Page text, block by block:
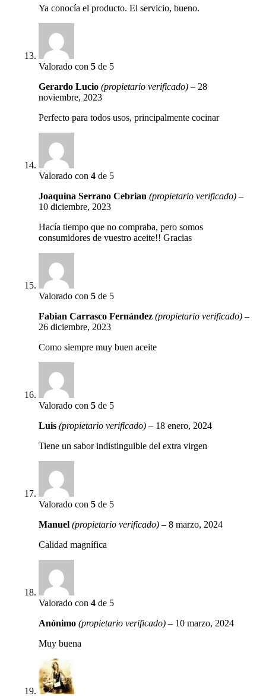
Ya conocía el producto. El servicio, bueno.
Valorado con5 de 5
Gerardo Lucio(propietario verificado) – 28
noviembre, 2023
Perfecto para todos usos, principalmente cocinar
Valorado con4 de 5
Joaquina Serrano Cebrian(propietario verificado) –
10 diciembre, 2023
Hacía tiempo que no compraba, pero somos
consumidores de vuestro aceite!! Gracias
Valorado con5 de 5
Fabian Carrasco Fernández(propietario verificado) –
26 diciembre, 2023
Como siempre muy buen aceite
Valorado con5 de 5
Luis(propietario verificado) – 18 enero, 2024
Tiene un sabor indistinguible del extra virgen
Valorado con5 de 5
Manuel(propietario verificado) – 8 marzo, 2024
Calidad magnífica
Valorado con4 de 5
Anónimo(propietario verificado) – 10 marzo, 2024
Muy buena